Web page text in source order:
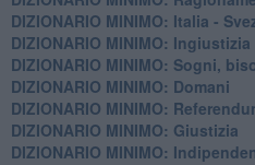
DIZIONARIO MINIMO: Italia -
DIZIONARIO MINIMO: ​Ingiustizia
DIZIONARIO MINIMO: ​Sogni,
DIZIONARIO MINIMO: Domani
DIZIONARIO MINIMO:
DIZIONARIO MINIMO: Giustizia
DIZIONARIO MINIMO: